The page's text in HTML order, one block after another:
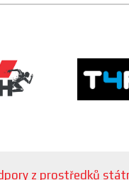
z prostředků